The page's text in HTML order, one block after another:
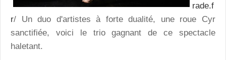
rade.f
r/ Un duo d'artistes à forte dualité, une roue Cyr
sanctifiée, voici le trio gagnant de ce spectacle
haletant.